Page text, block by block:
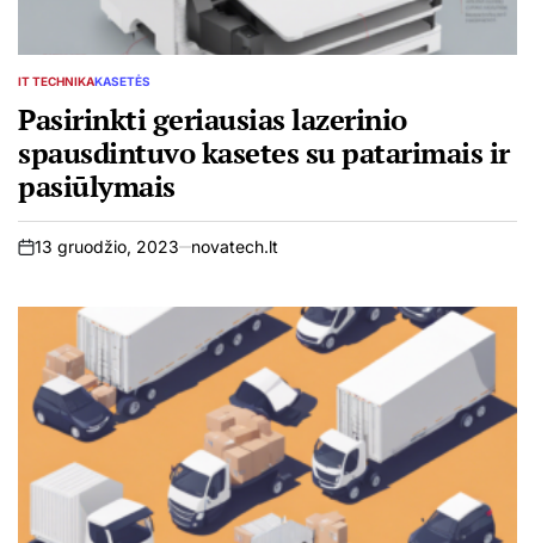
POSTED
IT TECHNIKAKASETĖS
Pasirinkti geriausias lazerinio
spausdintuvo kasetes su patarimais ir
pasiūlymais
on
13 gruodžio, 2023 novatech.lt